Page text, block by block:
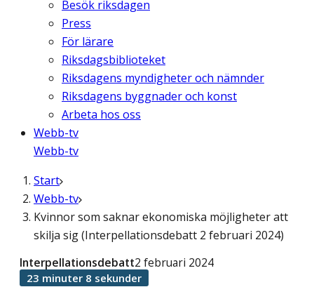
Besök riksdagen
Press
För lärare
Riksdagsbiblioteket
Riksdagens myndigheter och nämnder
Riksdagens byggnader och konst
Arbeta hos oss
Webb-tv
Webb-tv
Start
Webb-tv
Kvinnor som saknar ekonomiska möjligheter att
skilja sig (Interpellationsdebatt 2 februari 2024)
Interpellationsdebatt2 februari 2024
23 minuter 8 sekunder